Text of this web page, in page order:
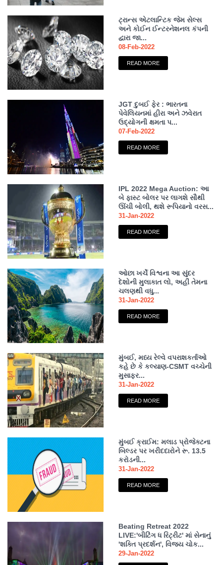
ટ્રાન્સ એટલાન્ટિક જેમ સેલ્સ
અને કોઈન ઈન્ટરનેશનલ કંપની
દ્વારા જા...
08-Feb-2022
READ MORE
JGT દુબઈ ફેર : ભારતના
પેવેલિયનમાં હીરા અને ઝવેરાત
ઉદ્યોગની ક્ષમતા પ...
07-Feb-2022
READ MORE
IPL 2022 Mega Auction: આ
બે ફાસ્ટ બોલર પર લાગશે સૌથી
ઊંચી બોલી, થશે રૂપિયાનો વરસ...
31-Jan-2022
READ MORE
ઓછા ખર્ચે વિશ્વના આ સુંદર
દેશોની મુલાકાત લો, અહીં તેમના
ચલણથી વધુ...
31-Jan-2022
READ MORE
મુંબઈ, મધ્ય રેલ્વે વપરાશકર્તાઓ
કહે છે કે કલ્યાણ-CSMT વચ્ચેની
મુસાફર...
31-Jan-2022
READ MORE
મુંબઈ ક્રાઈમ: મલાડ પ્રોજેક્ટના
બિલ્ડર પર ખરીદદારોને રૂ. 13.5
કરોડની...
31-Jan-2022
READ MORE
Beating Retreat 2022
LIVE:'બીટિંગ ધ રિટ્રીટ' માં સેનાનું
'શક્તિ પ્રદર્શન', વિજય ચોક...
29-Jan-2022